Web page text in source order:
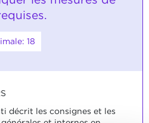
18
décrit les consignes et les